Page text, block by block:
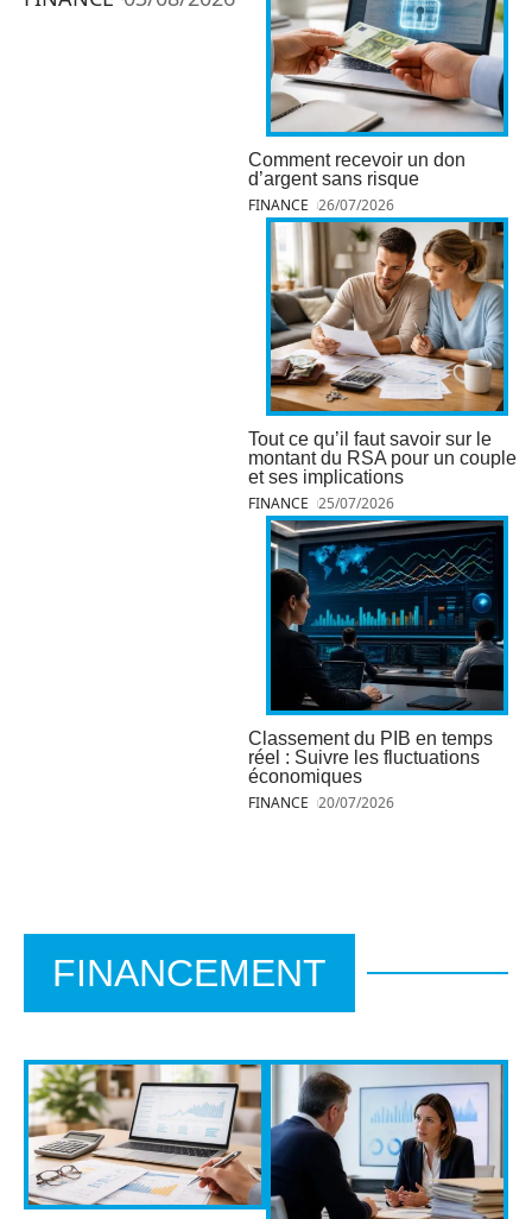
Comment recevoir un don
d’argent sans risque
FINANCE 26/07/2026
Tout ce qu’il faut savoir sur le
montant du RSA pour un couple
et ses implications
FINANCE 25/07/2026
Classement du PIB en temps
réel : Suivre les fluctuations
économiques
FINANCE 20/07/2026
FINANCEMENT